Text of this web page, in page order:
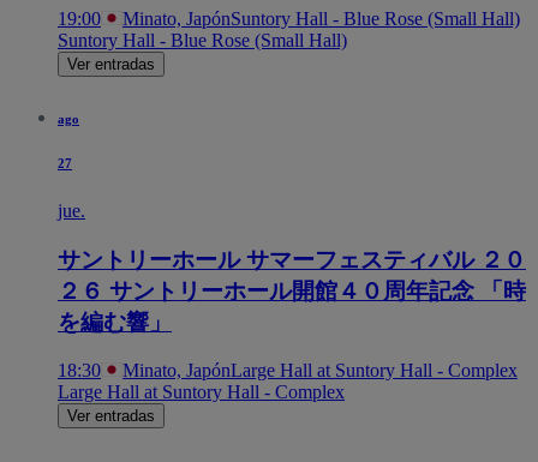
19:00 Minato, JapónSuntory Hall - Blue Rose (Small Hall)
Suntory Hall - Blue Rose (Small Hall)
Ver entradas
ago
27
jue.
サントリーホール サマーフェスティバル ２０
２６ サントリーホール開館４０周年記念 「時
を編む響」
18:30 Minato, JapónLarge Hall at Suntory Hall - Complex
Large Hall at Suntory Hall - Complex
Ver entradas